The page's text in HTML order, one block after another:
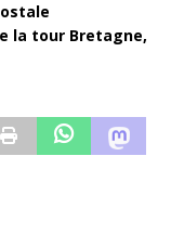
la tour Bretagne,